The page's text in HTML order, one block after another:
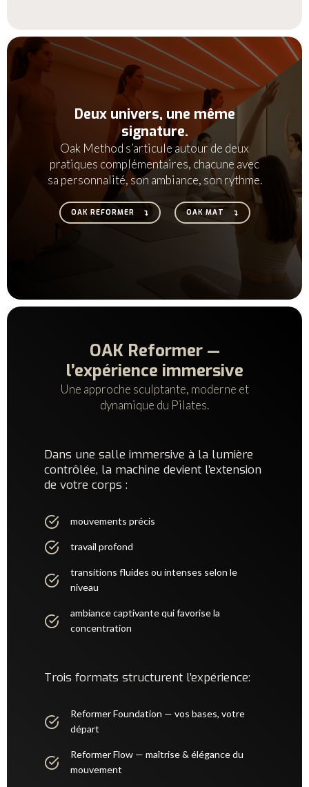
Deux univers, une même
signature.
Oak Method s’articule autour de deux
pratiques complémentaires, chacune avec
sa personnalité, son ambiance, son rythme.
OAK REFORMER OAK MAT
OAK Reformer —
l’expérience immersive
Une approche sculptante, moderne et
dynamique du Pilates.
Dans une salle immersive à la lumière
contrôlée, la machine devient l’extension
de votre corps :
mouvements précis
travail profond
transitions fluides ou intenses selon le
niveau
ambiance captivante qui favorise la
concentration
Trois formats structurent l’expérience:
Reformer Foundation — vos bases, votre
départ
Reformer Flow — maîtrise & élégance du
mouvement